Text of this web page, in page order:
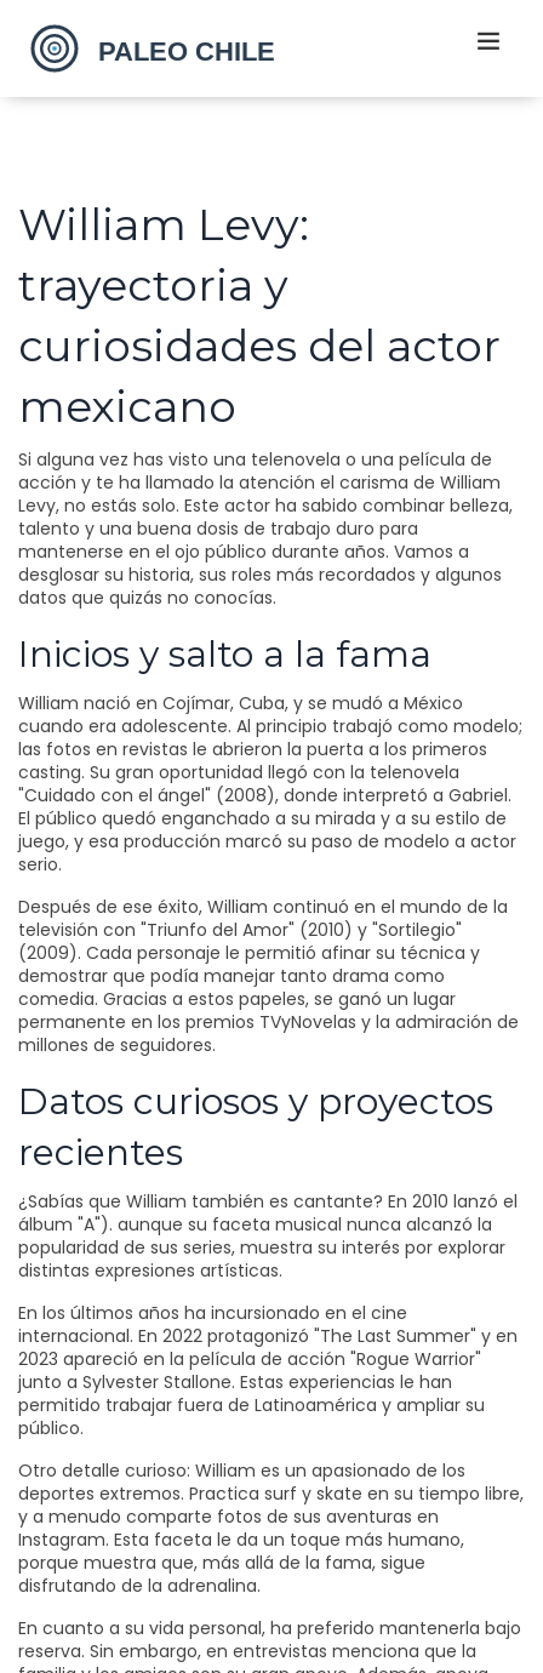
William Levy:
trayectoria y
curiosidades del actor
mexicano
Si alguna vez has visto una telenovela o una película de
acción y te ha llamado la atención el carisma de William
Levy, no estás solo. Este actor ha sabido combinar belleza,
talento y una buena dosis de trabajo duro para
mantenerse en el ojo público durante años. Vamos a
desglosar su historia, sus roles más recordados y algunos
datos que quizás no conocías.
Inicios y salto a la fama
William nació en Cojímar, Cuba, y se mudó a México
cuando era adolescente. Al principio trabajó como modelo;
las fotos en revistas le abrieron la puerta a los primeros
casting. Su gran oportunidad llegó con la telenovela
"Cuidado con el ángel" (2008), donde interpretó a Gabriel.
El público quedó enganchado a su mirada y a su estilo de
juego, y esa producción marcó su paso de modelo a actor
serio.
Después de ese éxito, William continuó en el mundo de la
televisión con "Triunfo del Amor" (2010) y "Sortilegio"
(2009). Cada personaje le permitió afinar su técnica y
demostrar que podía manejar tanto drama como
comedia. Gracias a estos papeles, se ganó un lugar
permanente en los premios TVyNovelas y la admiración de
millones de seguidores.
Datos curiosos y proyectos
recientes
¿Sabías que William también es cantante? En 2010 lanzó el
álbum "A"). aunque su faceta musical nunca alcanzó la
popularidad de sus series, muestra su interés por explorar
distintas expresiones artísticas.
En los últimos años ha incursionado en el cine
internacional. En 2022 protagonizó "The Last Summer" y en
2023 apareció en la película de acción "Rogue Warrior"
junto a Sylvester Stallone. Estas experiencias le han
permitido trabajar fuera de Latinoamérica y ampliar su
público.
Otro detalle curioso: William es un apasionado de los
deportes extremos. Practica surf y skate en su tiempo libre,
y a menudo comparte fotos de sus aventuras en
Instagram. Esta faceta le da un toque más humano,
porque muestra que, más allá de la fama, sigue
disfrutando de la adrenalina.
En cuanto a su vida personal, ha preferido mantenerla bajo
reserva. Sin embargo, en entrevistas menciona que la